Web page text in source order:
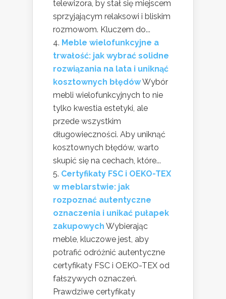
telewizora, by stał się miejscem
sprzyjającym relaksowi i bliskim
rozmowom. Kluczem do...
Meble wielofunkcyjne a
trwałość: jak wybrać solidne
rozwiązania na lata i uniknąć
kosztownych błędówWybór
mebli wielofunkcyjnych to nie
tylko kwestia estetyki, ale
przede wszystkim
długowieczności. Aby uniknąć
kosztownych błędów, warto
skupić się na cechach, które...
Certyfikaty FSC i OEKO-TEX
w meblarstwie: jak
rozpoznać autentyczne
oznaczenia i unikać pułapek
zakupowych Wybierając
meble, kluczowe jest, aby
potrafić odróżnić autentyczne
certyfikaty FSC i OEKO-TEX od
fałszywych oznaczeń.
Prawdziwe certyfikaty